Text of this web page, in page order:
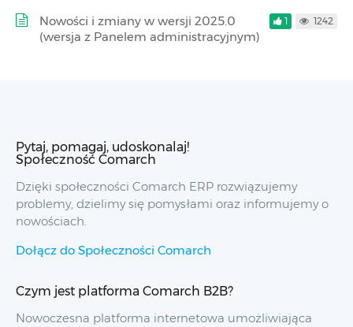
Nowości i zmiany w wersji 2025.0
(wersja z Panelem administracyjnym)
1 1242
Pytaj, pomagaj, udoskonalaj!
Społeczność Comarch
Dzięki społeczności Comarch ERP rozwiązujemy
problemy, dzielimy się pomysłami oraz informujemy o
nowościach.
Dołącz do Społeczności Comarch
Czym jest platforma Comarch B2B?
Nowoczesna platforma internetowa umożliwiająca